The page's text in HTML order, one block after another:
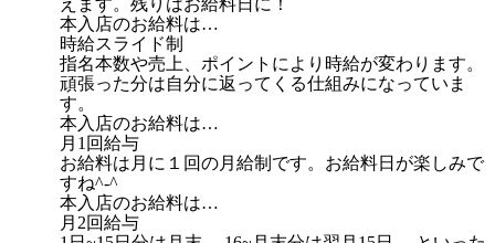
本入店のお給料は…
時給スライド制
指名本数や売上、ポイントにより時給が変わります。
頑張った分は自分に返ってくる仕組みになっていま
す。
本入店のお給料は…
月1回給与
お給料は月に１回の月給制です。お給料日が楽しみで
すね^-^
本入店のお給料は…
月2回給与